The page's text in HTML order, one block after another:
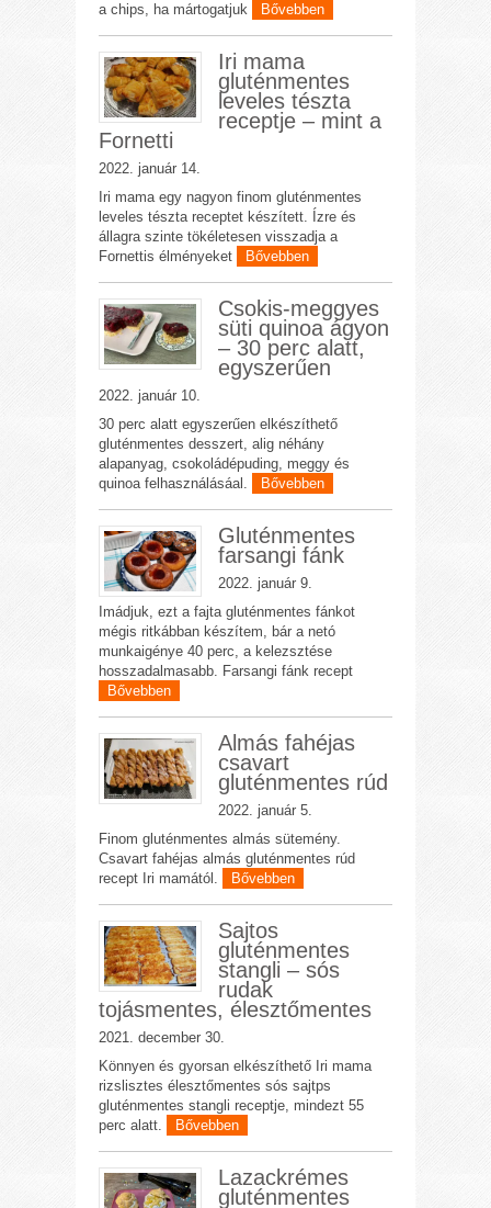
a chips, ha mártogatjuk
Bővebben
Iri mama
gluténmentes
leveles tészta
receptje – mint a
Fornetti
2022. január 14.
Iri mama egy nagyon finom gluténmentes
leveles tészta receptet készített. Ízre és
állagra szinte tökéletesen visszadja a
Fornettis élményeket
Bővebben
Csokis-meggyes
süti quinoa ágyon
– 30 perc alatt,
egyszerűen
2022. január 10.
30 perc alatt egyszerűen elkészíthető
gluténmentes desszert, alig néhány
alapanyag, csokoládépuding, meggy és
quinoa felhasználásáal.
Bővebben
Gluténmentes
farsangi fánk
2022. január 9.
Imádjuk, ezt a fajta gluténmentes fánkot
mégis ritkábban készítem, bár a netó
munkaigénye 40 perc, a kelezsztése
hosszadalmasabb. Farsangi fánk recept
Bővebben
Almás fahéjas
csavart
gluténmentes rúd
2022. január 5.
Finom gluténmentes almás sütemény.
Csavart fahéjas almás gluténmentes rúd
recept Iri mamától.
Bővebben
Sajtos
gluténmentes
stangli – sós
rudak
tojásmentes, élesztőmentes
2021. december 30.
Könnyen és gyorsan elkészíthető Iri mama
rizslisztes élesztőmentes sós sajtps
gluténmentes stangli receptje, mindezt 55
perc alatt.
Bővebben
Lazackrémes
gluténmentes